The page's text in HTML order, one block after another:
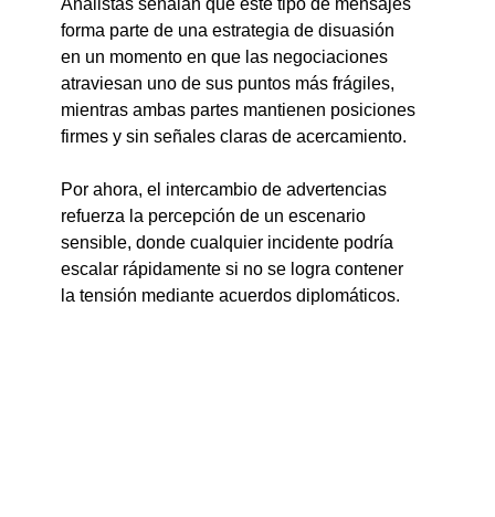
Analistas señalan que este tipo de mensajes
forma parte de una estrategia de disuasión
en un momento en que las negociaciones
atraviesan uno de sus puntos más frágiles,
mientras ambas partes mantienen posiciones
firmes y sin señales claras de acercamiento.
Por ahora, el intercambio de advertencias
refuerza la percepción de un escenario
sensible, donde cualquier incidente podría
escalar rápidamente si no se logra contener
la tensión mediante acuerdos diplomáticos.